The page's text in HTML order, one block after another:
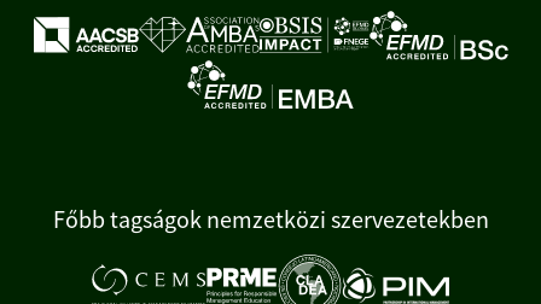
Főbb tagságok nemzetközi szervezetekben